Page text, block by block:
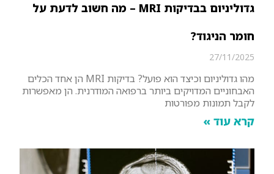
גדוליניום בבדיקות MRI – מה חשוב לדעת על
חומר הניגוד?
27/11/2025
מהו גדוליניום וכיצד הוא פועל? בדיקות MRI הן אחד הכלים
האבחוניים המדויקים ביותר ברפואה המודרנית. הן מאפשרות
לקבל תמונות מפורטות
קרא עוד »